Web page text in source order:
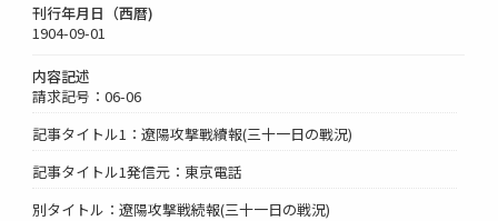
刊行年月日（西暦)
1904-09-01
内容記述
請求記号：06-06
記事タイトル1：遼陽攻撃戰續報(三十一日の戰況)
記事タイトル1発信元：東京電話
別タイトル：遼陽攻撃戦続報(三十一日の戦況)